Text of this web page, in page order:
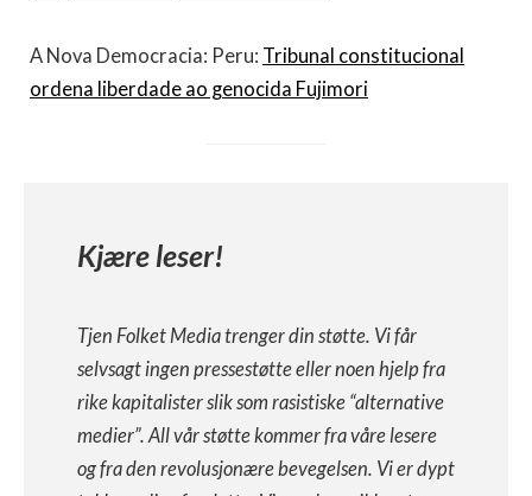
A Nova Democracia: Peru: Tribunal constitucional
ordena liberdade ao genocida Fujimori
Kjære leser!
Tjen Folket Media trenger din støtte. Vi får
selvsagt ingen pressestøtte eller noen hjelp fra
rike kapitalister slik som rasistiske “alternative
medier”. All vår støtte kommer fra våre lesere
og fra den revolusjonære bevegelsen. Vi er dypt